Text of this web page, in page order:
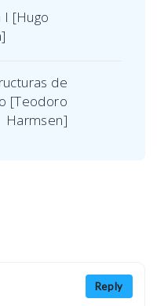
I [Hugo
de
[Teodoro
Harmsen]
Reply